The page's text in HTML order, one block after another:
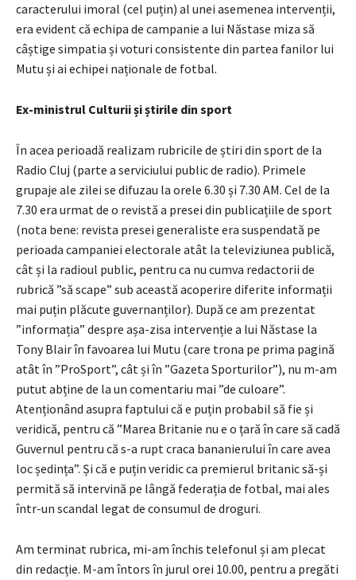
caracterului imoral (cel puțin) al unei asemenea intervenții,
era evident că echipa de campanie a lui Năstase miza să
câștige simpatia și voturi consistente din partea fanilor lui
Mutu și ai echipei naționale de fotbal.
Ex-ministrul Culturii și știrile din sport
În acea perioadă realizam rubricile de știri din sport de la
Radio Cluj (parte a serviciului public de radio). Primele
grupaje ale zilei se difuzau la orele 6.30 și 7.30 AM. Cel de la
7.30 era urmat de o revistă a presei din publicațiile de sport
(nota bene: revista presei generaliste era suspendată pe
perioada campaniei electorale atât la televiziunea publică,
cât și la radioul public, pentru ca nu cumva redactorii de
rubrică ”să scape” sub această acoperire diferite informații
mai puțin plăcute guvernanților). După ce am prezentat
”informația” despre așa-zisa intervenție a lui Năstase la
Tony Blair în favoarea lui Mutu (care trona pe prima pagină
atât în ”ProSport”, cât și în ”Gazeta Sporturilor”), nu m-am
putut abține de la un comentariu mai ”de culoare”.
Atenționând asupra faptului că e puțin probabil să fie și
veridică, pentru că ”Marea Britanie nu e o țară în care să cadă
Guvernul pentru că s-a rupt craca bananierului în care avea
loc ședința”. Și că e puțin veridic ca premierul britanic să-și
permită să intervină pe lângă federația de fotbal, mai ales
într-un scandal legat de consumul de droguri.
Am terminat rubrica, mi-am închis telefonul și am plecat
din redacție. M-am întors în jurul orei 10.00, pentru a pregăti